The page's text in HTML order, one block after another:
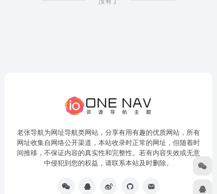
老张导航为网址导航类网站，分享有用有趣的优质网站，所有
网址收集自网络公开渠道，本站收录时正常的网址，但随着时
间推移，不保证内容的真实性和完整性。若有内容失效或无意
中侵犯到您的权益，请联系本站及时删除。